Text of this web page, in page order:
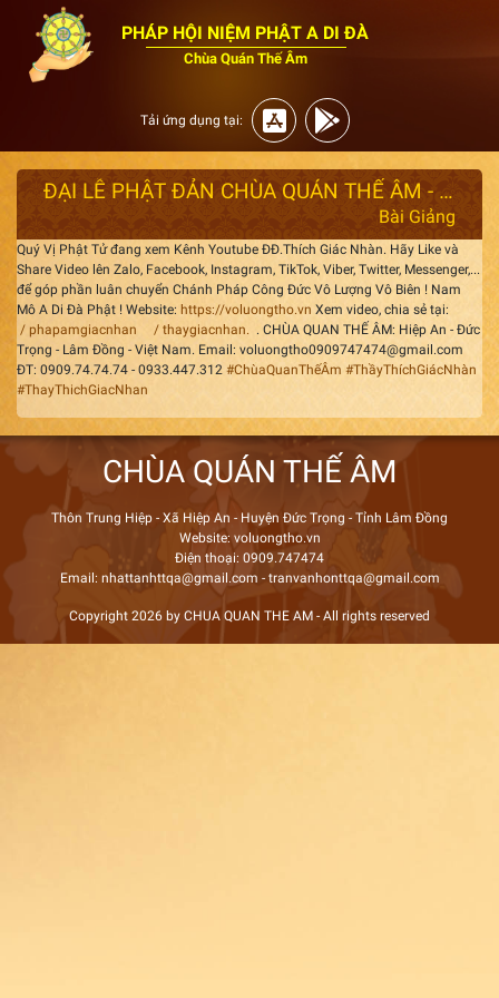
PHÁP HỘI NIỆM PHẬT A DI ĐÀ
Chùa Quán Thế Âm
Tải ứng dụng tại:
ĐẠI LỄ PHẬT ĐẢN CHÙA QUÁN THẾ ÂM - NGÀY 08 / 04 / BÍNH NGỌ
Bài Giảng
Quý Vị Phật Tử đang xem Kênh Youtube ĐĐ.Thích Giác Nhàn. Hãy Like và
Share Video lên Zalo, Facebook, Instagram, TikTok, Viber, Twitter, Messenger,...
để góp phần luân chuyển Chánh Pháp Công Đức Vô Lượng Vô Biên ! Nam
Mô A Di Đà Phật ! Website: https://voluongtho.vn Xem video, chia sẻ tại:
/ phapamgiacnhan
/ thaygiacnhan. . CHÙA QUAN THẾ ÂM: Hiệp An - Đức
Trọng - Lâm Đồng - Việt Nam. Email: voluongtho0909747474@gmail.com
ĐT: 0909.74.74.74 - 0933.447.312 #ChùaQuanThếÂm #ThầyThíchGiácNhàn
#ThayThichGiacNhan
CHÙA QUÁN THẾ ÂM
Thôn Trung Hiệp - Xã Hiệp An - Huyện Đức Trọng - Tỉnh Lâm Đồng
Website: voluongtho.vn
Điện thoại: 0909.747474
Email: nhattanhttqa@gmail.com - tranvanhonttqa@gmail.com
Copyright 2026 by CHUA QUAN THE AM - All rights reserved